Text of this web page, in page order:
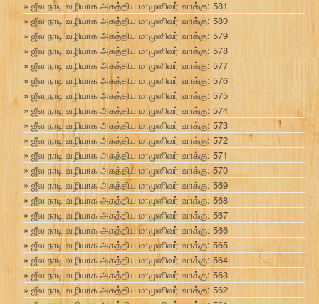
ஜீவ நாடி வழியாக அகத்திய மாமுனிவர் வாக்கு: 581
ஜீவ நாடி வழியாக அகத்திய மாமுனிவர் வாக்கு: 580
ஜீவ நாடி வழியாக அகத்திய மாமுனிவர் வாக்கு: 579
ஜீவ நாடி வழியாக அகத்திய மாமுனிவர் வாக்கு: 578
ஜீவ நாடி வழியாக அகத்திய மாமுனிவர் வாக்கு: 577
ஜீவ நாடி வழியாக அகத்திய மாமுனிவர் வாக்கு: 576
ஜீவ நாடி வழியாக அகத்திய மாமுனிவர் வாக்கு: 575
ஜீவ நாடி வழியாக அகத்திய மாமுனிவர் வாக்கு: 574
ஜீவ நாடி வழியாக அகத்திய மாமுனிவர் வாக்கு: 573
ஜீவ நாடி வழியாக அகத்திய மாமுனிவர் வாக்கு: 572
ஜீவ நாடி வழியாக அகத்திய மாமுனிவர் வாக்கு: 571
ஜீவ நாடி வழியாக அகத்திய மாமுனிவர் வாக்கு: 570
ஜீவ நாடி வழியாக அகத்திய மாமுனிவர் வாக்கு: 569
ஜீவ நாடி வழியாக அகத்திய மாமுனிவர் வாக்கு: 568
ஜீவ நாடி வழியாக அகத்திய மாமுனிவர் வாக்கு: 567
ஜீவ நாடி வழியாக அகத்திய மாமுனிவர் வாக்கு: 566
ஜீவ நாடி வழியாக அகத்திய மாமுனிவர் வாக்கு: 565
ஜீவ நாடி வழியாக அகத்திய மாமுனிவர் வாக்கு: 564
ஜீவ நாடி வழியாக அகத்திய மாமுனிவர் வாக்கு: 563
ஜீவ நாடி வழியாக அகத்திய மாமுனிவர் வாக்கு: 562